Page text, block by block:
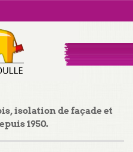
isolation de façade et
1950.